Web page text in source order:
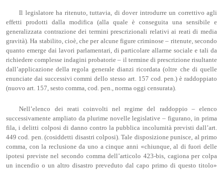
Il legislatore ha ritenuto, tuttavia, di dover introdurre un correttivo agli
effetti prodotti dalla modifica (alla quale è conseguita una sensibile e
generalizzata contrazione dei termini prescrizionali relativi ai reati di media
gravità). Ha stabilito, cioè, che per alcune figure criminose – ritenute, secondo
quanto emerge dai lavori parlamentari, di particolare allarme sociale e tali da
richiedere complesse indagini probatorie – il termine di prescrizione risultante
dall’applicazione della regola generale dianzi ricordata (oltre che di quelle
enunciate dai successivi commi dello stesso art. 157 cod. pen.) è raddoppiato
(nuovo art. 157, sesto comma, cod. pen., norma oggi censurata).
Nell’elenco dei reati coinvolti nel regime del raddoppio – elenco
successivamente ampliato da plurime novelle legislative – figurano, in prima
fila, i delitti colposi di danno contro la pubblica incolumità previsti dall’art.
449 cod. pen. (cosiddetti disastri colposi). Tale disposizione punisce, al primo
comma, con la reclusione da uno a cinque anni «chiunque, al di fuori delle
ipotesi previste nel secondo comma dell’articolo 423-bis, cagiona per colpa
un incendio o un altro disastro preveduto dal capo primo di questo titolo»